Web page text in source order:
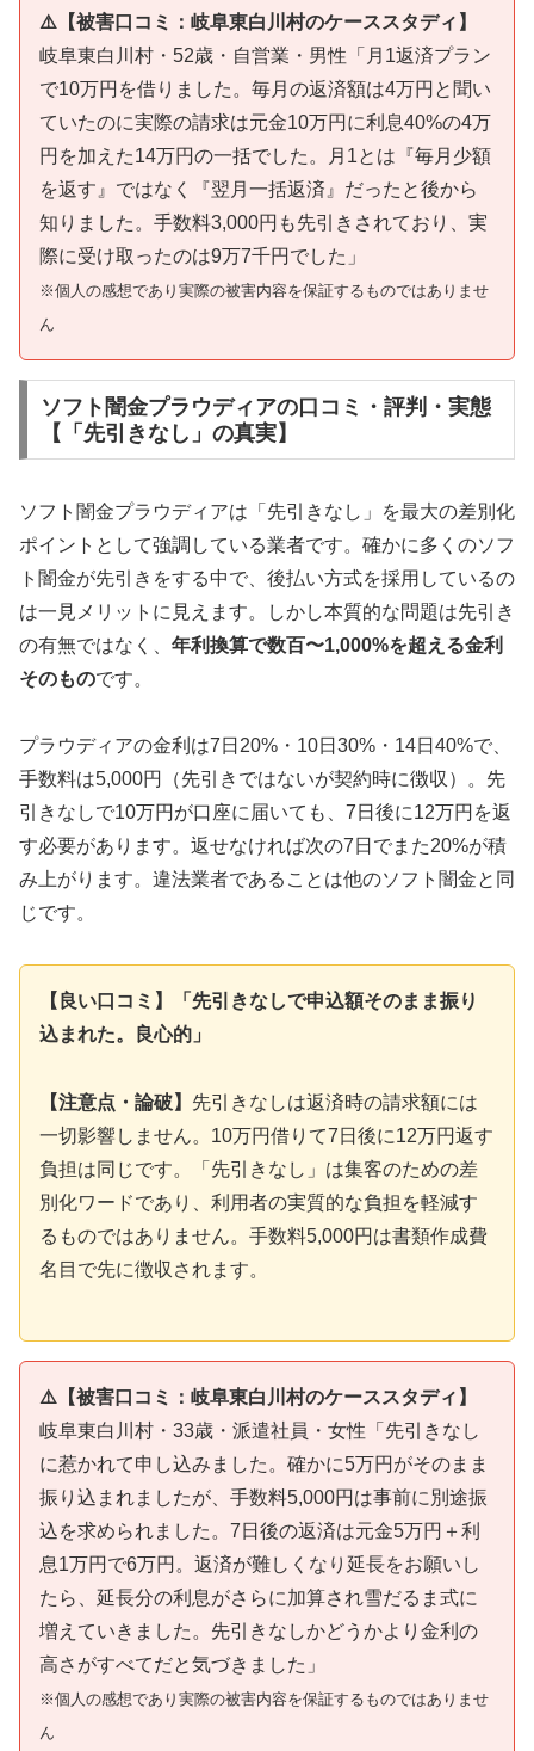
⚠️【被害口コミ：岐阜東白川村のケーススタディ】
岐阜東白川村・52歳・自営業・男性「月1返済プラン
で10万円を借りました。毎月の返済額は4万円と聞い
ていたのに実際の請求は元金10万円に利息40%の4万
円を加えた14万円の一括でした。月1とは『毎月少額
を返す』ではなく『翌月一括返済』だったと後から
知りました。手数料3,000円も先引きされており、実
際に受け取ったのは9万7千円でした」
※個人の感想であり実際の被害内容を保証するものではありませ
ん
ソフト闇金プラウディアの口コミ・評判・実態
【「先引きなし」の真実】
ソフト闇金プラウディアは「先引きなし」を最大の差別化
ポイントとして強調している業者です。確かに多くのソフ
ト闇金が先引きをする中で、後払い方式を採用しているの
は一見メリットに見えます。しかし本質的な問題は先引き
の有無ではなく、 年利換算で数百〜1,000%を超える金利
そのものです。
プラウディアの金利は7日20%・10日30%・14日40%で、
手数料は5,000円（先引きではないが契約時に徴収）。先
引きなしで10万円が口座に届いても、7日後に12万円を返
す必要があります。返せなければ次の7日でまた20%が積
み上がります。違法業者であることは他のソフト闇金と同
じです。
【良い口コミ】「先引きなしで申込額そのまま振り
込まれた。良心的」
【注意点・論破】 先引きなしは返済時の請求額には
一切影響しません。10万円借りて7日後に12万円返す
負担は同じです。「先引きなし」は集客のための差
別化ワードであり、利用者の実質的な負担を軽減す
るものではありません。手数料5,000円は書類作成費
名目で先に徴収されます。
⚠️【被害口コミ：岐阜東白川村のケーススタディ】
岐阜東白川村・33歳・派遣社員・女性「先引きなし
に惹かれて申し込みました。確かに5万円がそのまま
振り込まれましたが、手数料5,000円は事前に別途振
込を求められました。7日後の返済は元金5万円＋利
息1万円で6万円。返済が難しくなり延長をお願いし
たら、延長分の利息がさらに加算され雪だるま式に
増えていきました。先引きなしかどうかより金利の
高さがすべてだと気づきました」
※個人の感想であり実際の被害内容を保証するものではありませ
ん